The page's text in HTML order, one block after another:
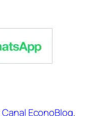
Canal EconoBlog.